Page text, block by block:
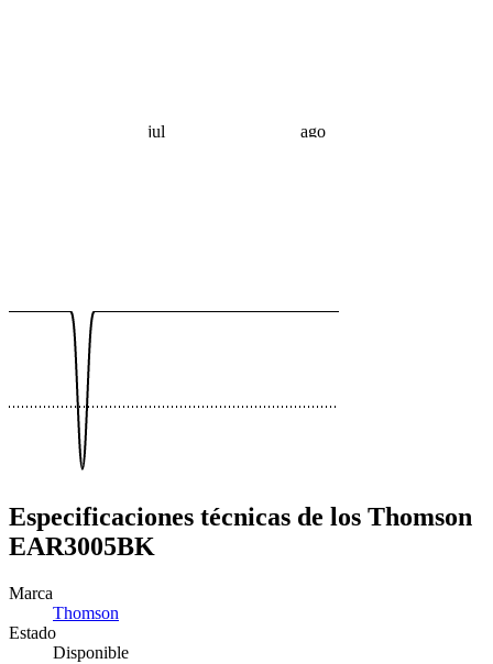
jul ago
Especificaciones técnicas de los Thomson
EAR3005BK
Marca
Thomson
Estado
Disponible